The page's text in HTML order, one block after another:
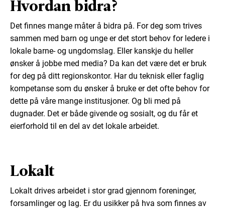
Hvordan bidra?
Det finnes mange måter å bidra på. For deg som trives
sammen med barn og unge er det stort behov for ledere i
lokale barne- og ungdomslag. Eller kanskje du heller
ønsker å jobbe med media? Da kan det være det er bruk
for deg på ditt regionskontor. Har du teknisk eller faglig
kompetanse som du ønsker å bruke er det ofte behov for
dette på våre mange institusjoner. Og bli med på
dugnader. Det er både givende og sosialt, og du får et
eierforhold til en del av det lokale arbeidet.
Lokalt
Lokalt drives arbeidet i stor grad gjennom foreninger,
forsamlinger og lag. Er du usikker på hva som finnes av